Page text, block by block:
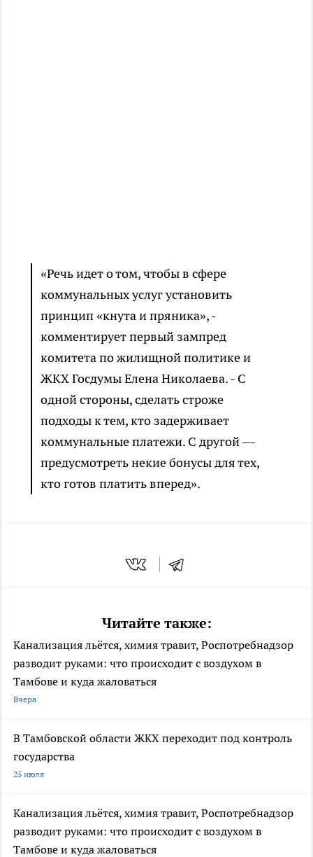
«Речь идет о том, чтобы в сфере
коммунальных услуг установить
принцип «кнута и пряника», -
комментирует первый зампред
комитета по жилищной политике и
ЖКХ Госдумы Елена Николаева. - С
одной стороны, сделать строже
подходы к тем, кто задерживает
коммунальные платежи. С другой —
предусмотреть некие бонусы для тех,
кто готов платить вперед».
Читайте также:
Канализация льётся, химия травит, Роспотребнадзор
разводит руками: что происходит с воздухом в
Тамбове и куда жаловаться
Вчера
В Тамбовской области ЖКХ переходит под контроль
государства
25 июля
Канализация льётся, химия травит, Роспотребнадзор
разводит руками: что происходит с воздухом в
Тамбове и куда жаловаться